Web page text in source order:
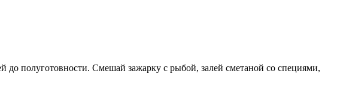
полуготовности. Смешай зажарку с рыбой, залей сметаной со специями,